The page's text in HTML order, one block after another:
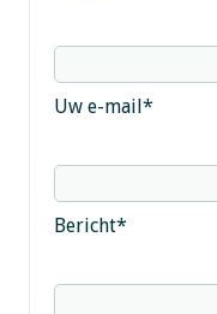
Uw e-mail*
Bericht*